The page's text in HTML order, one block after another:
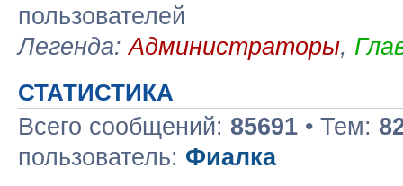
пользователей
Легенда:Администраторы,
СТАТИСТИКА
Всего сообщений: 85691 • Тем:
пользователь: Фиалка